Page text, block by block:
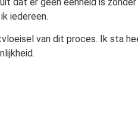
iedereen.
van dit proces. Ik sta